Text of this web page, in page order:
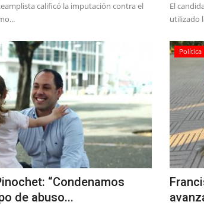
calificó la imputación contra el
El
utilizado
“Condenamos
de abuso...
Política